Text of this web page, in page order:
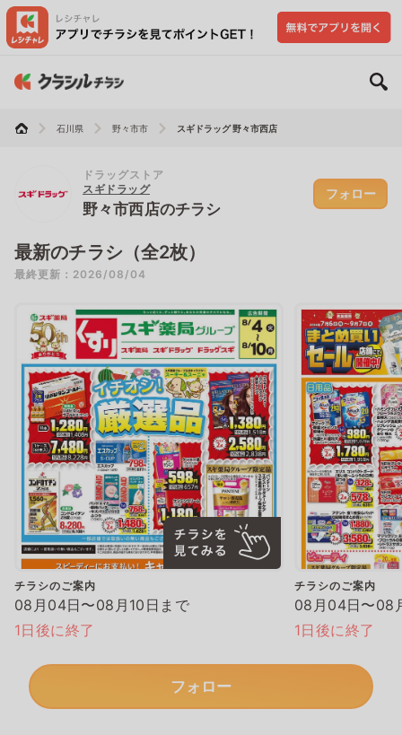
石川県 野々市市 スギドラッグ 野々市西店
ドラッグストア
スギドラッグ
野々市西店のチラシ
フォロー
最新のチラシ（全2枚）
最終更新：2026/08/04
チラシのご案内
08月04日〜08月10日まで
1日後に終了
チラシのご案内
08月04日〜08
1日後に終了
フォロー